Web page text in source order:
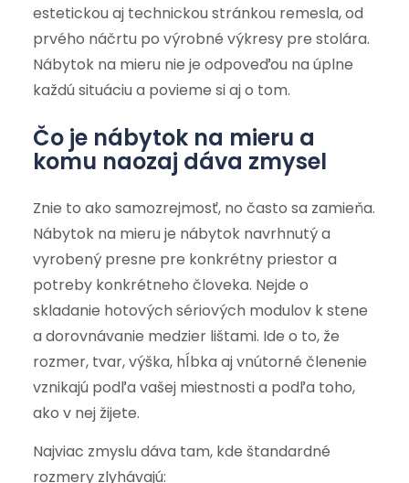
estetickou aj technickou stránkou remesla, od
prvého náčrtu po výrobné výkresy pre stolára.
Nábytok na mieru nie je odpoveďou na úplne
každú situáciu a povieme si aj o tom.
Čo je nábytok na mieru a
komu naozaj dáva zmysel
Znie to ako samozrejmosť, no často sa zamieňa.
Nábytok na mieru je nábytok navrhnutý a
vyrobený presne pre konkrétny priestor a
potreby konkrétneho človeka. Nejde o
skladanie hotových sériových modulov k stene
a dorovnávanie medzier lištami. Ide o to, že
rozmer, tvar, výška, hĺbka aj vnútorné členenie
vznikajú podľa vašej miestnosti a podľa toho,
ako v nej žijete.
Najviac zmyslu dáva tam, kde štandardné
rozmery zlyhávajú: